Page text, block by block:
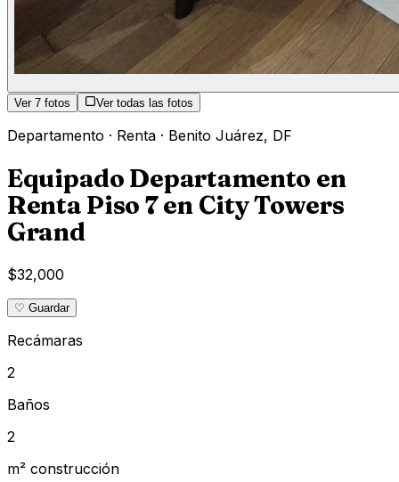
Ver 7 fotos Ver todas las fotos
Departamento · Renta · Benito Juárez, DF
Equipado Departamento en
Renta Piso 7 en City Towers
Grand
$32,000
♡ Guardar
Recámaras
2
Baños
2
m² construcción